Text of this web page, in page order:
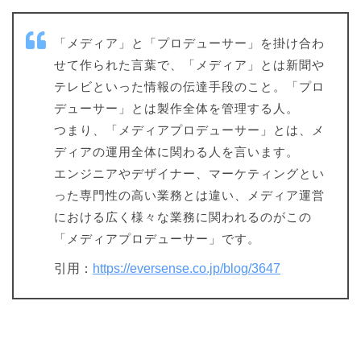
「メディア」と「プロデューサー」を掛け合わ
せて作られた言葉で、「メディア」とは新聞や
テレビといった情報の伝達手段のこと。「プロ
デューサー」とは製作全体を管理する人。
つまり、「メディアプロデューサー」とは、メ
ディアの運用全体に関わる人を言います。
エンジニアやデザイナー、マーケティングとい
った専門性の高い業務とは違い、メディア運営
における広く様々な業務に関われるのがこの
「メディアプロデューサー」です。
引用： https://eversense.co.jp/blog/3647